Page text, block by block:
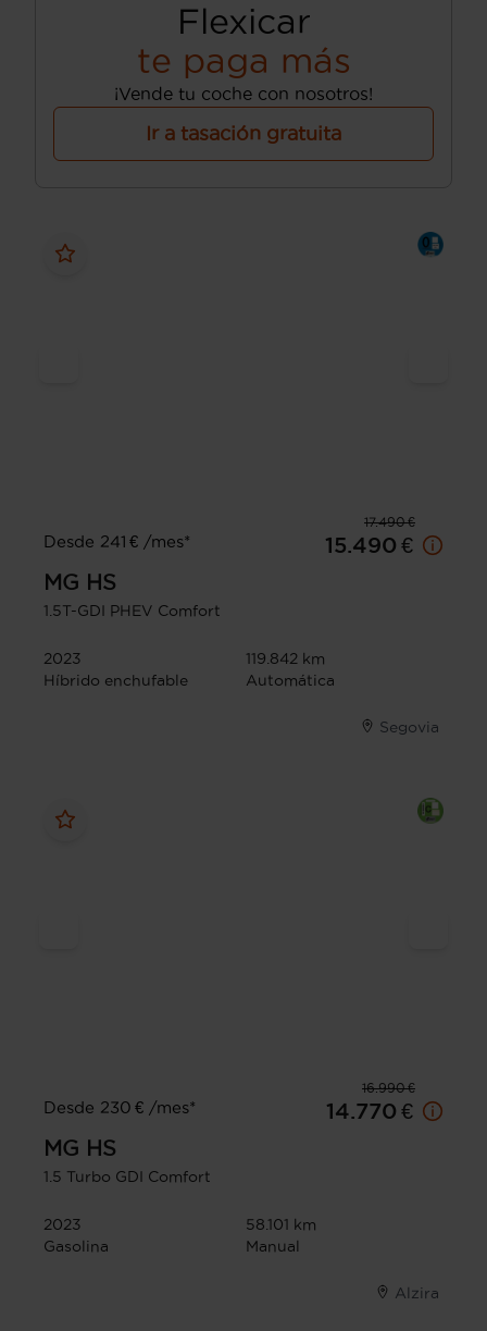
Flexicar
te paga más
¡Vende tu coche con nosotros!
Ir a tasación gratuita
17.490 €
Desde 241 € /mes*
15.490 €
MG HS
1.5T-GDI PHEV Comfort
2023
119.842 km
Híbrido enchufable
Automática
Segovia
16.990 €
Desde 230 € /mes*
14.770 €
MG HS
1.5 Turbo GDI Comfort
2023
58.101 km
Gasolina
Manual
Alzira